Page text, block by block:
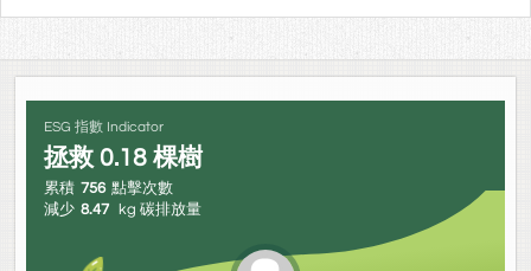
ESG 指數 Indicator
拯救 0.18 棵樹
累積 756 點擊次數
減少 8.47 kg 碳排放量